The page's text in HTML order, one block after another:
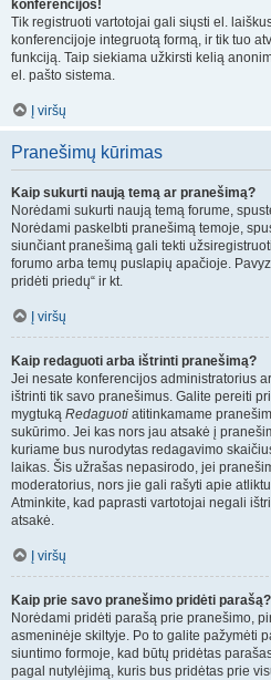
konferencijos!
Tik registruoti vartotojai gali siųsti el.
konferencijoje integruotą formą, ir tik tuo
funkciją. Taip siekiama užkirsti kelią
el. pašto sistema.
Į viršų
Pranešimų kūrimas
Kaip sukurti naują temą ar pranešimą?
Norėdami sukurti naują temą forume,
Norėdami paskelbti pranešimą temoje,
siunčiant pranešimą gali tekti
forumo arba temų puslapių apačioje.
pridėti priedų“ ir kt.
Į viršų
Kaip redaguoti arba ištrinti pranešimą?
Jei nesate konferencijos administratorius
ištrinti tik savo pranešimus. Galite pereiti
mygtuką Redaguoti atitinkamame
sukūrimo. Jei kas nors jau atsakė į
kuriame bus nurodytas redagavimo
laikas. Šis užrašas nepasirodo, jei
moderatorius, nors jie gali rašyti apie
Atminkite, kad paprasti vartotojai negali
atsakė.
Į viršų
Kaip prie savo pranešimo pridėti parašą?
Norėdami pridėti parašą prie pranešimo,
asmeninėje skiltyje. Po to galite pažymėti
siuntimo formoje, kad būtų pridėtas
pagal nutylėjimą, kuris bus pridėtas prie